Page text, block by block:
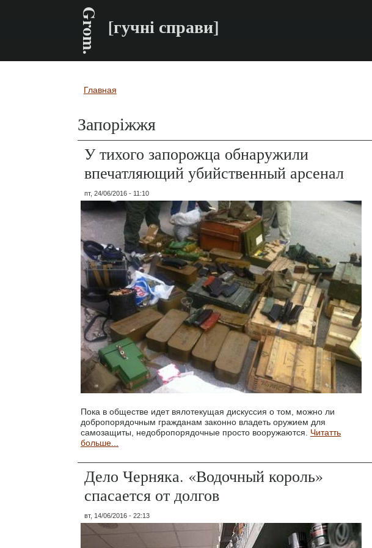
Grom. [гучні справи]
Вы здесь
Главная
Запоріжжя
У тихого запорожца обнаружили
впечатляющий убийственный арсенал
пт, 24/06/2016 - 11:10
Пока в обществе идет вялотекущая дискуссия о том, можно ли
добропорядочным гражданам законно владеть оружием для
самозащиты, недобропорядочные просто вооружаются. Читатть
больше...
Дело Черняка. «Водочный король»
спасается от долгов
вт, 14/06/2016 - 22:13